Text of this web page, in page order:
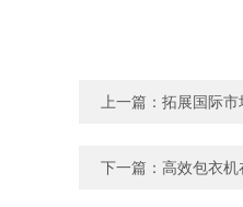
上一篇： 拓展国际
下一篇： 高效包衣机